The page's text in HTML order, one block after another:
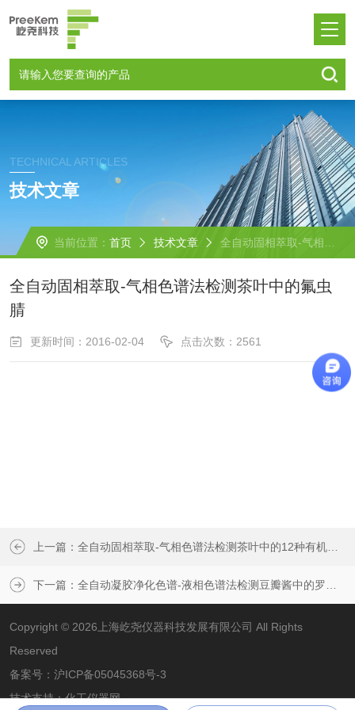
TECHNICAL ARTICLES
技术文章
当前位置： 首页 技术文章 全自动固相萃取-气相色谱法检测茶叶中的氟虫腈
全自动固相萃取-气相色谱法检测茶叶中的氟虫
腈
更新时间：2016-02-04 点击次数：2561
上一篇： 全自动固相萃取-气相色谱法检测茶叶中的12种有机磷农药
下一篇： 全自动凝胶净化色谱-液相色谱法检测豆瓣酱中的罗丹明b
Copyright © 2026上海屹尧仪器科技发展有限公司 All Rights
Reserved
备案号： 沪ICP备05045368号-3
技术支持：化工仪器网